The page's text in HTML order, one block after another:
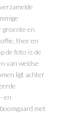
groente en
thee en
de foto is de
van weidse
ligt achter
en
met